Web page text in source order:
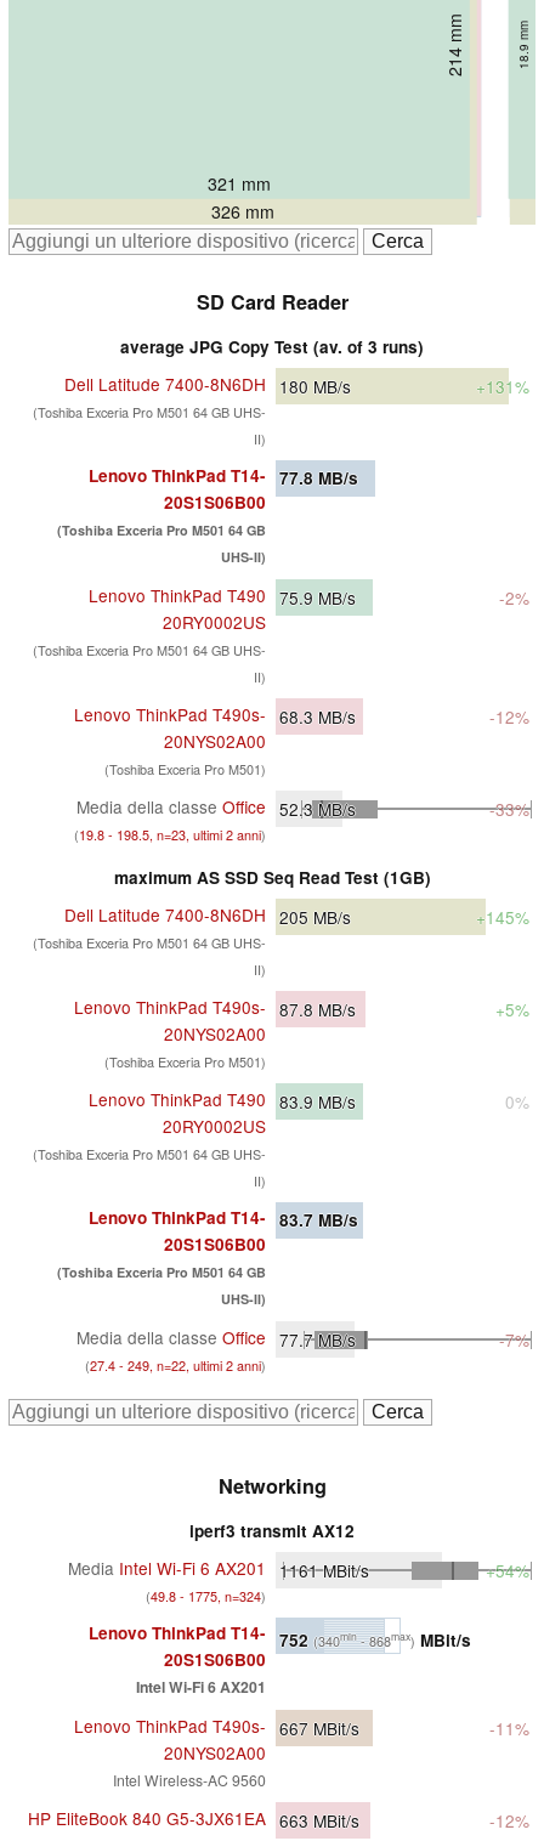
329 mm
227 mm 17.9 mm
329 mm
225.8 mm 16.1 mm
326 mm
234 mm 17.9 mm
321 mm
214 mm 18.9 mm
SD Card Reader
average JPG Copy Test (av. of 3 runs)
Dell Latitude 7400-8N6DH
(Toshiba Exceria Pro M501 64 GB UHS-
II)
180 MB/s +131%
Lenovo ThinkPad T14-
20S1S06B00
(Toshiba Exceria Pro M501 64 GB
UHS-II)
77.8 MB/s
Lenovo ThinkPad T490
20RY0002US
(Toshiba Exceria Pro M501 64 GB UHS-
II)
75.9 MB/s -2%
Lenovo ThinkPad T490s-
20NYS02A00
(Toshiba Exceria Pro M501)
68.3 MB/s -12%
Media della classe Office
(19.8 - 198.5, n=23, ultimi 2 anni)
52.3 MB/s -33%
maximum AS SSD Seq Read Test (1GB)
Dell Latitude 7400-8N6DH
(Toshiba Exceria Pro M501 64 GB UHS-
II)
205 MB/s +145%
Lenovo ThinkPad T490s-
20NYS02A00
(Toshiba Exceria Pro M501)
87.8 MB/s +5%
Lenovo ThinkPad T490
20RY0002US
(Toshiba Exceria Pro M501 64 GB UHS-
II)
83.9 MB/s 0%
Lenovo ThinkPad T14-
20S1S06B00
(Toshiba Exceria Pro M501 64 GB
UHS-II)
83.7 MB/s
Media della classe Office
(27.4 - 249, n=22, ultimi 2 anni)
77.7MB/s -7%
Networking
iperf3 transmit AX12
Media Intel Wi-Fi 6 AX201
(49.8 - 1775, n=324)
1161MBit/s +54%
Lenovo ThinkPad T14-
20S1S06B00
Intel Wi-Fi 6 AX201
752 (340min- 868max) MBit/s
Lenovo ThinkPad T490s-
20NYS02A00
Intel Wireless-AC 9560
667 MBit/s -11%
HP EliteBook 840 G5-3JX61EA 663 MBit/s -12%